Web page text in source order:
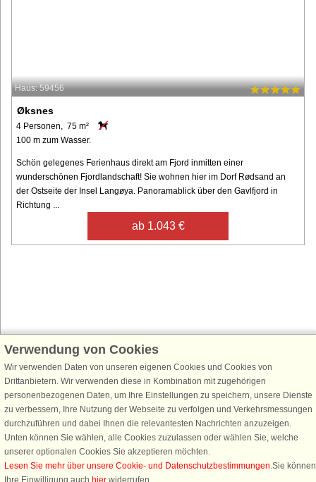
Haus: 59456
Øksnes
4 Personen, 75 m²
100 m zum Wasser.
Schön gelegenes Ferienhaus direkt am Fjord inmitten einer
wunderschönen Fjordlandschaft! Sie wohnen hier im Dorf Rødsand an
der Ostseite der Insel Langøya. Panoramablick über den Gavlfjord in
Richtung ...
ab 1.043 €
Schließen Sie sich 100.000 Ferienhaus-Fans an
Erhalten Sie einenWillkommensgutschein von 25 € für Ihren nächsten
Ferienhausurlaub - melden Sie sich einfach für den DanCenter Newsletter
an. Verpassen Sie nie wieder exklusive Angebote, Gewinnspiele und
Urlaubstipps!
Verwendung von Cookies
Wir verwenden Daten von unseren eigenen Cookies und Cookies von
Drittanbietern. Wir verwenden diese in Kombination mit zugehörigen
personenbezogenen Daten, um Ihre Einstellungen zu speichern, unsere Dienste
zu verbessern, Ihre Nutzung der Webseite zu verfolgen und Verkehrsmessungen
durchzuführen und dabei Ihnen die relevantesten Nachrichten anzuzeigen.
Unten können Sie wählen, alle Cookies zuzulassen oder wählen Sie, welche
unserer optionalen Cookies Sie akzeptieren möchten.
Lesen Sie mehr über unsere Cookie- und Datenschutzbestimmungen.Sie können
Ihre Einwilligung auch hier widerrufen.